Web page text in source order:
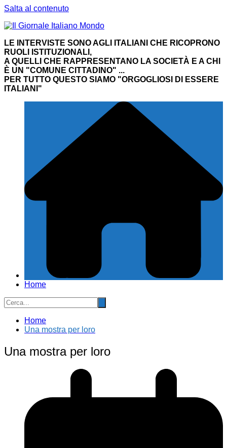
Salta al contenuto
LE INTERVISTE SONO AGLI ITALIANI CHE RICOPRONO
RUOLI ISTITUZIONALI,
A QUELLI CHE RAPPRESENTANO LA SOCIETÀ E A CHI
È UN "COMUNE CITTADINO" ...
PER TUTTO QUESTO SIAMO "ORGOGLIOSI DI ESSERE
ITALIANI"
Home
Home
Una mostra per loro
Una mostra per loro